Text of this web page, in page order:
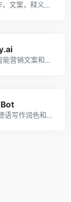
AI写作，文案，释义工具
人工智能营销文案和内容创作工具
AI英/德语写作润色和改进工具